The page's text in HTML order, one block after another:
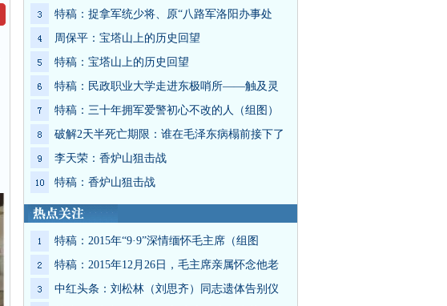
特稿：捉拿军统少将、原“八路军洛阳办事处
周保平：宝塔山上的历史回望
特稿：宝塔山上的历史回望
特稿：民政职业大学走进东极哨所——触及灵
特稿：三十年拥军爱警初心不改的人（组图）
破解2天半死亡期限：谁在毛泽东病榻前接下了
李天荣：香炉山狙击战
特稿：香炉山狙击战
特稿：2015年“9·9”深情缅怀毛主席（组图
特稿：2015年12月26日，毛主席亲属怀念他老
中红头条：刘松林（刘思齐）同志遗体告别仪